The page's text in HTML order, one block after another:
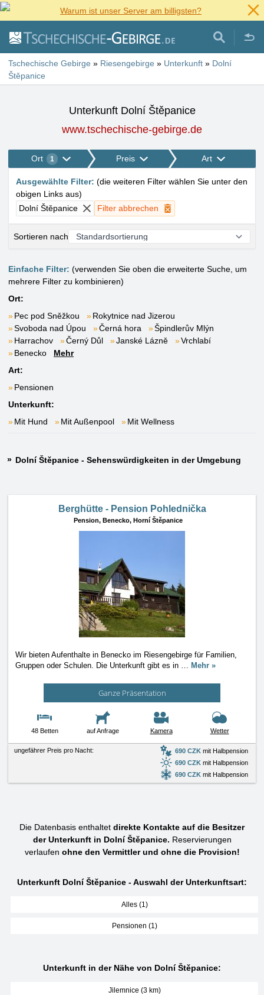
Warum ist unser Server am billigsten?
Tschechische Gebirge » Riesengebirge » Unterkunft » Dolní
Štěpanice
Unterkunft Dolní Štěpanice
www.tschechische-gebirge.de
Ort 1 Preis Art
Ausgewählte Filter: (die weiteren Filter wählen Sie unter den
obigen Links aus)
Dolní Štěpanice
Filter abbrechen
Sortieren nach
Einfache Filter: (verwenden Sie oben die erweiterte Suche, um
mehrere Filter zu kombinieren)
Ort:
Pec pod Sněžkou
Rokytnice nad Jizerou
Svoboda nad Úpou
Černá hora
Špindlerův Mlýn
Harrachov
Černý Důl Janské Lázně
Vrchlabí
Benecko
Mehr
Art:
Pensionen
Unterkunft:
Mit Hund
Mit Außenpool Mit Wellness
Dolní Štěpanice - Sehenswürdigkeiten in der Umgebung
Berghütte - Pension Pohlednička
Pension, Benecko, Horní Štěpanice
Wir bieten Aufenthalte in Benecko im Riesengebirge für Familien,
Gruppen oder Schulen. Die Unterkunft gibt es in … Mehr »
Ganze Präsentation
48 Betten auf Anfrage Kamera Wetter
ungefährer Preis pro Nacht: 690 CZK mit Halbpension
690 CZK mit Halbpension
690 CZK mit Halbpension
Die Datenbasis enthaltet direkte Kontakte auf die Besitzer
der Unterkunft in Dolní Štěpanice. Reservierungen
verlaufen ohne den Vermittler und ohne die Provision!
Unterkunft Dolní Štěpanice - Auswahl der Unterkunftsart:
Alles (1)
Pensionen (1)
Unterkunft in der Nähe von Dolní Štěpanice:
Jilemnice (3 km)